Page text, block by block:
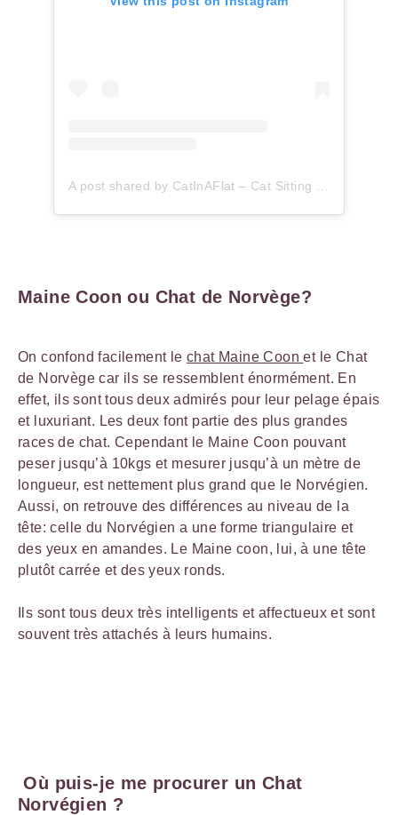
Maine Coon ou Chat de Norvège?
On confond facilement le chat Maine Coonet le Chat
de Norvège car ils se ressemblent énormément. En
effet, ils sont tous deux admirés pour leur pelage épais
et luxuriant. Les deux font partie des plus grandes
races de chat. Cependant le Maine Coon pouvant
peser jusqu’à 10kgs et mesurer jusqu’à un mètre de
longueur, est nettement plus grand que le Norvégien.
Aussi, on retrouve des différences au niveau de la
tête: celle du Norvégien a une forme triangulaire et
des yeux en amandes. Le Maine coon, lui, à une tête
plutôt carrée et des yeux ronds.
Ils sont tous deux très intelligents et affectueux et sont
souvent très attachés à leurs humains.
Où puis-je me procurer un Chat
Norvégien ?